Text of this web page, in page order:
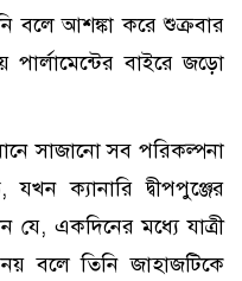
বলে আশঙ্কা করে শুক্রবার
পার্লামেন্টের বাইরে জড়ো
সাজানো সব পরিকল্পনা
ক্যানারি দ্বীপপুঞ্জের
যে, একদিনের মধ্যে যাত্রী
বলে তিনি জাহাজটিকে